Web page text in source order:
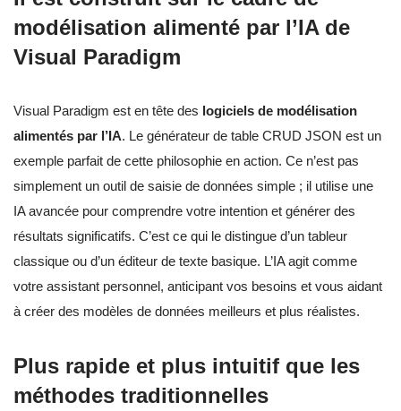
modélisation alimenté par l’IA de
Visual Paradigm
Visual Paradigm est en tête des logiciels de modélisation
alimentés par l’IA. Le générateur de table CRUD JSON est un
exemple parfait de cette philosophie en action. Ce n’est pas
simplement un outil de saisie de données simple ; il utilise une
IA avancée pour comprendre votre intention et générer des
résultats significatifs. C’est ce qui le distingue d’un tableur
classique ou d’un éditeur de texte basique. L’IA agit comme
votre assistant personnel, anticipant vos besoins et vous aidant
à créer des modèles de données meilleurs et plus réalistes.
Plus rapide et plus intuitif que les
méthodes traditionnelles